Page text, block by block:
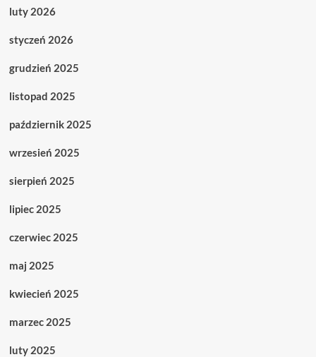
luty 2026
styczeń 2026
grudzień 2025
listopad 2025
październik 2025
wrzesień 2025
sierpień 2025
lipiec 2025
czerwiec 2025
maj 2025
kwiecień 2025
marzec 2025
luty 2025